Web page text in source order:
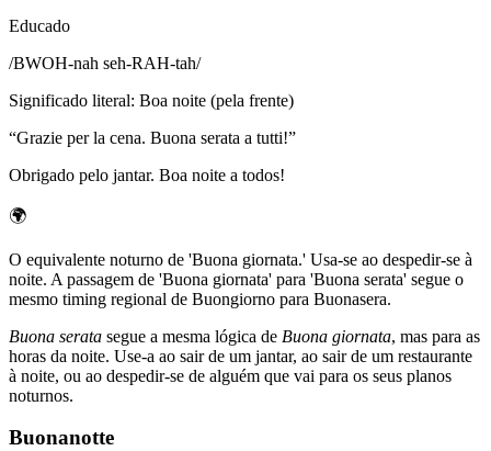
Educado
/BWOH-nah seh-RAH-tah/
Significado literal: Boa noite (pela frente)
“Grazie per la cena. Buona serata a tutti!”
Obrigado pelo jantar. Boa noite a todos!
🌍
O equivalente noturno de 'Buona giornata.' Usa-se ao despedir-se à
noite. A passagem de 'Buona giornata' para 'Buona serata' segue o
mesmo timing regional de Buongiorno para Buonasera.
Buona serata segue a mesma lógica de Buona giornata, mas para as
horas da noite. Use-a ao sair de um jantar, ao sair de um restaurante
à noite, ou ao despedir-se de alguém que vai para os seus planos
noturnos.
Buonanotte